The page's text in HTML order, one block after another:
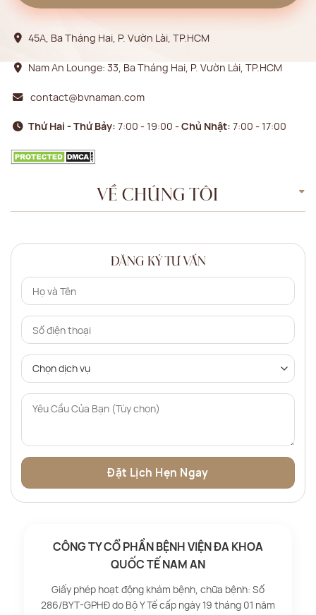
45A, Ba Tháng Hai, P. Vườn Lài, TP.HCM
Nam An Lounge: 33, Ba Tháng Hai, P. Vườn Lài, TP.HCM
contact@bvnaman.com
Thứ Hai - Thứ Bảy: 7:00 - 19:00 -Chủ Nhật: 7:00 - 17:00
VỀ CHÚNG TÔI
ĐĂNG KÝ TƯ VẤN
CÔNG TY CỔ PHẦN BỆNH VIỆN ĐA KHOA
QUỐC TẾ NAM AN
Giấy phép hoạt động khám bệnh, chữa bệnh: Số
286/BYT-GPHĐ do Bộ Y Tế cấp ngày 19 tháng 01 năm